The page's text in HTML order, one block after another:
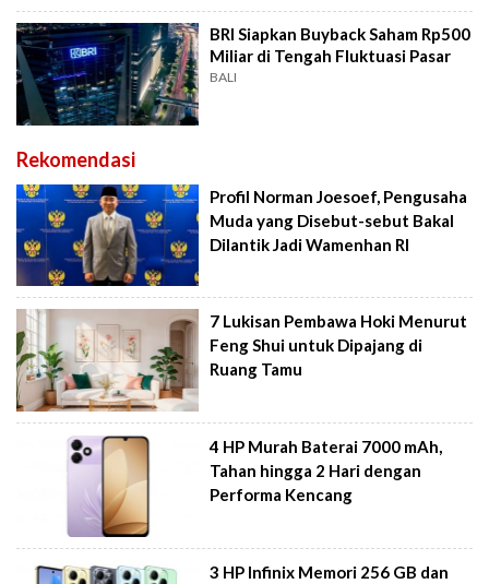
BRI Siapkan Buyback Saham Rp500
Miliar di Tengah Fluktuasi Pasar
BALI
Rekomendasi
Profil Norman Joesoef, Pengusaha
Muda yang Disebut-sebut Bakal
Dilantik Jadi Wamenhan RI
7 Lukisan Pembawa Hoki Menurut
Feng Shui untuk Dipajang di
Ruang Tamu
4 HP Murah Baterai 7000 mAh,
Tahan hingga 2 Hari dengan
Performa Kencang
3 HP Infinix Memori 256 GB dan